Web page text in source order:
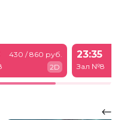
430 / 860 руб.
2D
23:35
Зал №8